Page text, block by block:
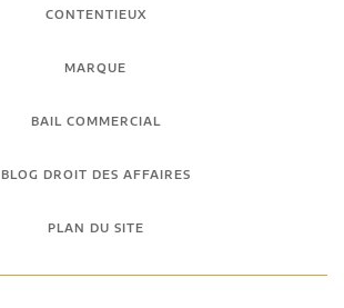
CONTENTIEUX
MARQUE
BAIL COMMERCIAL
BLOG DROIT DES AFFAIRES
PLAN DU SITE